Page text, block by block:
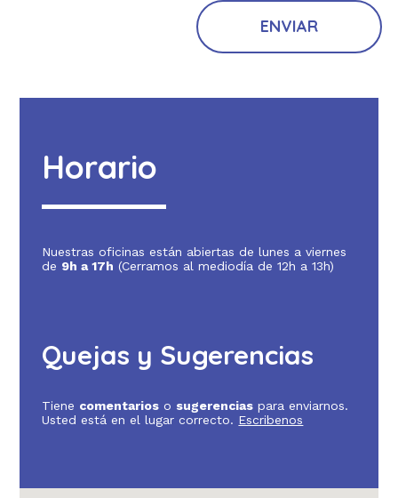
Horario
Nuestras oficinas están abiertas de lunes a viernes
de 9h a 17h (Cerramos al mediodía de 12h a 13h)
Quejas y Sugerencias
Tiene comentarios o sugerencias para enviarnos.
Usted está en el lugar correcto. Escribenos